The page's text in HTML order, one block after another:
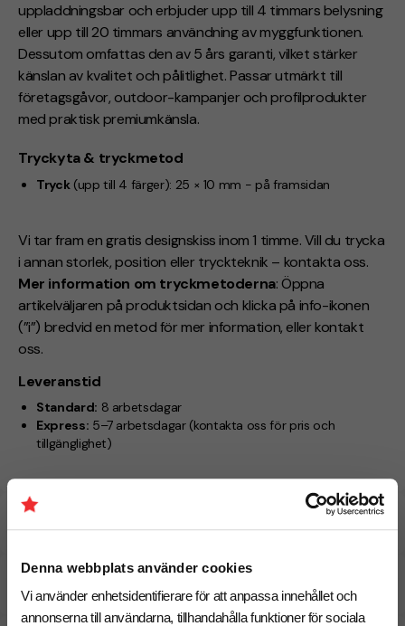
Denna webbplats använder cookies
Vi använder enhetsidentifierare för att anpassa innehållet och
annonserna till användarna, tillhandahålla funktioner för sociala
uppladdningsbar och erbjuder upp till 4 timmars belysning
eller upp till 20 timmars användning av myggfunktionen.
Dessutom omfattas den av5 års garanti, vilket stärker
känslan av kvalitet och pålitlighet. Passar utmärkt till
företagsgåvor, outdoor-kampanjer och profilprodukter
med praktisk premiumkänsla.
Tryckyta & tryckmetod
Tryck(upp till 4 färger): 25 × 10 mm - på framsidan
Vi tar fram en gratis designskiss inom 1 timme. Vill du trycka
i annan storlek, position eller tryckteknik – kontakta oss.
Mer information om tryckmetoderna: Öppna
artikelväljaren på produktsidan och klicka på info-ikonen
(”i”) bredvid en metod för mer information, eller kontakt
oss.
Leveranstid
Standard: 8 arbetsdagar
Express: 5–7 arbetsdagar(kontakta oss för pris och
tillgänglighet)